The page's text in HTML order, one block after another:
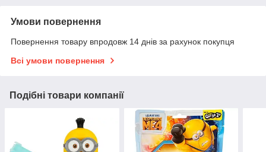
Умови повернення
Повернення товару впродовж 14 днів за рахунок покупця
Всі умови повернення
Подібні товари компанії